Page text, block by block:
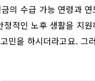
의 수급 가능 연령과
적인 노후 생활을 지
민을 하시더라고요. 그